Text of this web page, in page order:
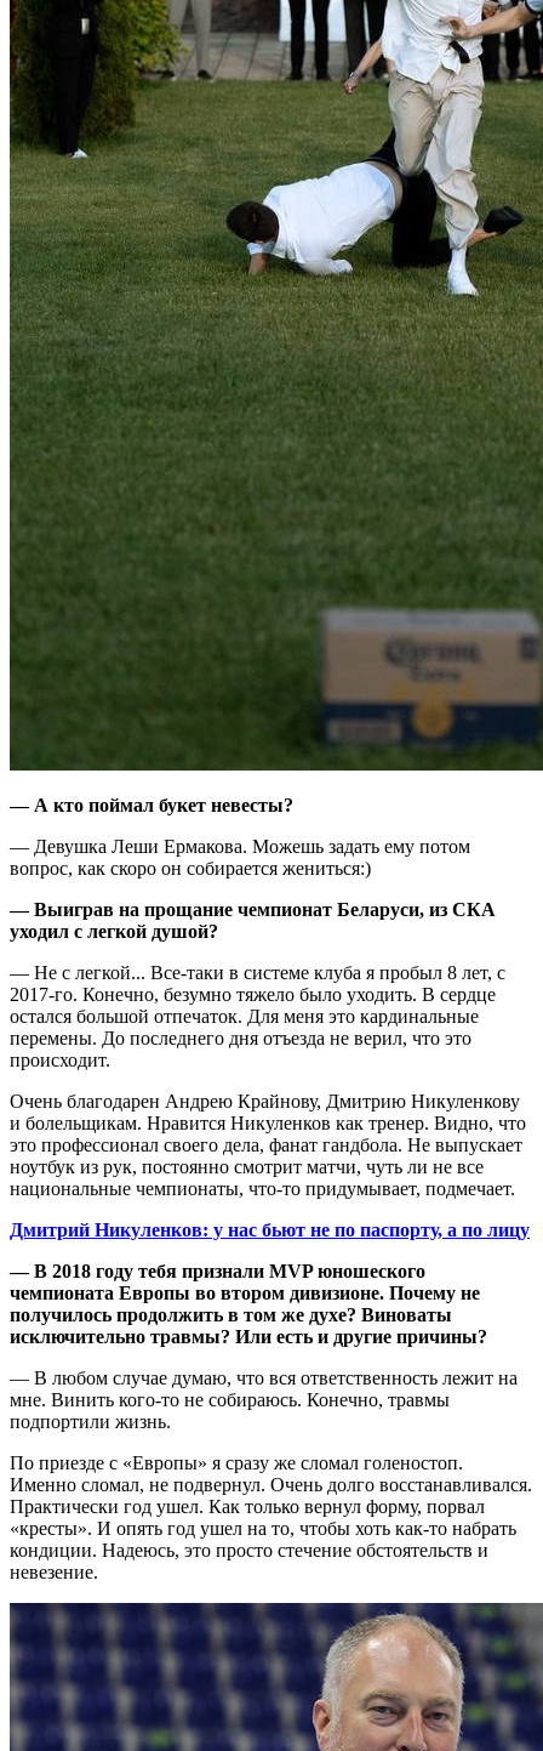
— А кто поймал букет невесты?
— Девушка Леши Ермакова. Можешь задать ему потом
вопрос, как скоро он собирается жениться:)
— Выиграв на прощание чемпионат Беларуси, из СКА
уходил с легкой душой?
— Не с легкой... Все-таки в системе клуба я пробыл 8 лет, с
2017-го. Конечно, безумно тяжело было уходить. В сердце
остался большой отпечаток. Для меня это кардинальные
перемены. До последнего дня отъезда не верил, что это
происходит.
Очень благодарен Андрею Крайнову, Дмитрию Никуленкову
и болельщикам. Нравится Никуленков как тренер. Видно, что
это профессионал своего дела, фанат гандбола. Не выпускает
ноутбук из рук, постоянно смотрит матчи, чуть ли не все
национальные чемпионаты, что-то придумывает, подмечает.
Дмитрий Никуленков: у нас бьют не по паспорту, а по лицу
— В 2018 году тебя признали MVP юношеского
чемпионата Европы во втором дивизионе. Почему не
получилось продолжить в том же духе? Виноваты
исключительно травмы? Или есть и другие причины?
— В любом случае думаю, что вся ответственность лежит на
мне. Винить кого-то не собираюсь. Конечно, травмы
подпортили жизнь.
По приезде с «Европы» я сразу же сломал голеностоп.
Именно сломал, не подвернул. Очень долго восстанавливался.
Практически год ушел. Как только вернул форму, порвал
«кресты». И опять год ушел на то, чтобы хоть как-то набрать
кондиции. Надеюсь, это просто стечение обстоятельств и
невезение.